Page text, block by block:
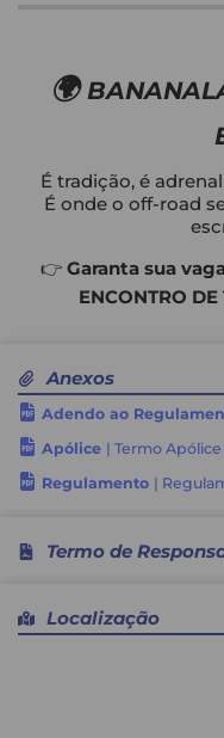
🌍
É tradição, é
É onde o off-road
👉 Garanta sua
ENCONTRO
Anexos
Adendo ao
Apólice | Termo
Regulamento |
Termo de
decorrentes de
Localização